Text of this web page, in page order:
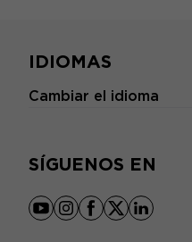
IDIOMAS
Cambiar el idioma
SÍGUENOS EN
youtube
instagram
facebook
x linkedin